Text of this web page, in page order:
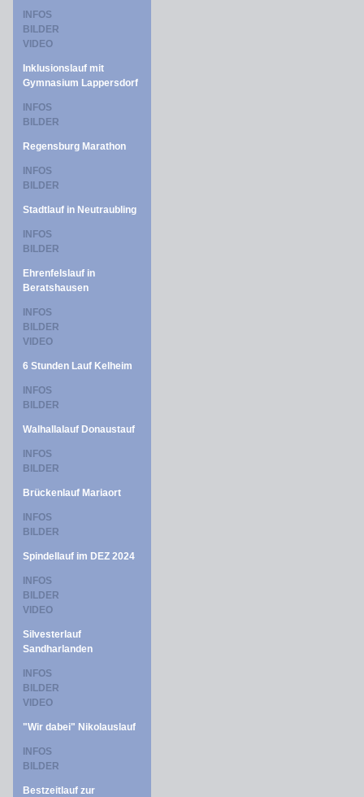
INFOS
BILDER
VIDEO
Inklusionslauf mit
Gymnasium Lappersdorf
INFOS
BILDER
Regensburg Marathon
INFOS
BILDER
Stadtlauf in Neutraubling
INFOS
BILDER
Ehrenfelslauf in
Beratshausen
INFOS
BILDER
VIDEO
6 Stunden Lauf Kelheim
INFOS
BILDER
Walhallalauf Donaustauf
INFOS
BILDER
Brückenlauf Mariaort
INFOS
BILDER
Spindellauf im DEZ 2024
INFOS
BILDER
VIDEO
Silvesterlauf
Sandharlanden
INFOS
BILDER
VIDEO
"Wir dabei" Nikolauslauf
INFOS
BILDER
Bestzeitlauf zur